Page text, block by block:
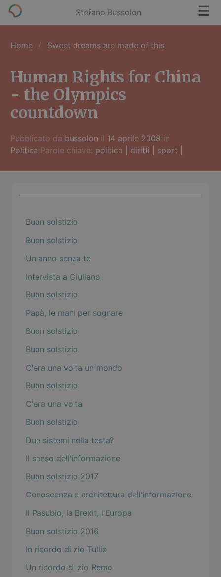
Stefano Bussolon
Home Sweet dreams are made of this
Human Rights for China
- the Olympics
countdown
Pubblicato da bussolon il 14 aprile 2008 in
Politica Parole chiave: politica diritti sport
Buon solstizio
Buon solstizio
Un anno senza te
Intervista a Giuliano
Buon solstizio
Papà, le mani per sognare
Buon solstizio
Buon solstizio
C'era una volta un mondo
Buon solstizio
C'era una volta
Buon solstizio
Due sistemi nella testa?
Il senso dell'informazione
Buon solstizio 2017
Conoscenza e architettura dell'informazione
Il Pasubio, la Brexit, l'Europa
Buon solstizio 2016
In ricordo di zio Tullio
Un ricordo di zio Remo